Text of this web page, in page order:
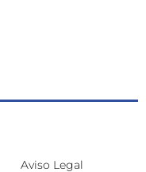
Aviso Legal